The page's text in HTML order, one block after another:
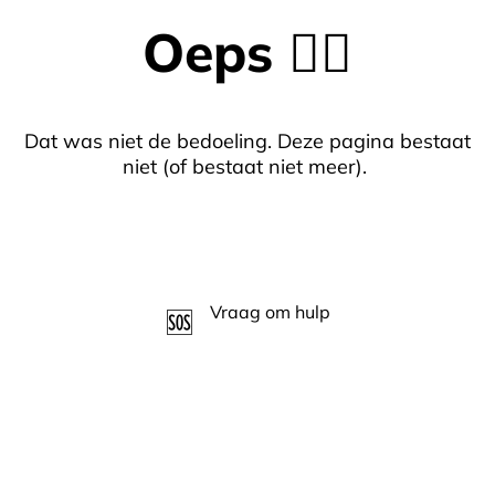
Oeps 😵‍💫
Dat was niet de bedoeling. Deze pagina bestaat
niet (of bestaat niet meer).
🆘 Vraag om hulp